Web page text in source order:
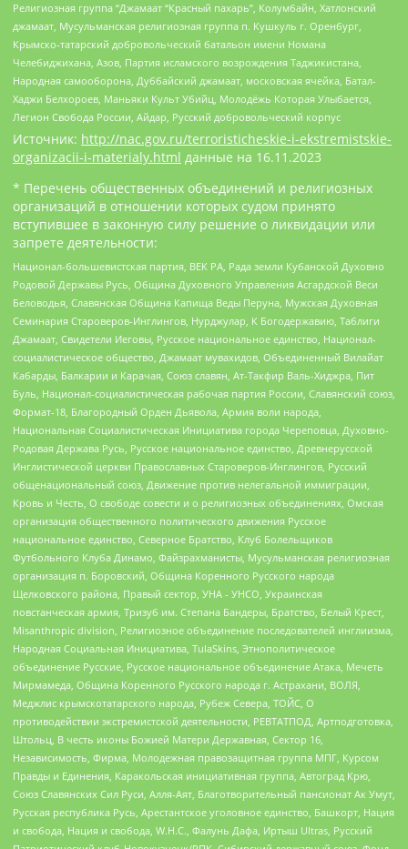
Религиозная группа “Джамаат “Красный пахарь”, Колумбайн, Хатлонский
джамаат, Мусульманская религиозная группа п. Кушкуль г. Оренбург,
Крымско-татарский добровольческий батальон имени Номана
Челебиджихана, Азов, Партия исламского возрождения Таджикистана,
Народная самооборона, Дуббайский джамаат, московская ячейка, Батал-
Хаджи Белхороев, Маньяки Культ Убийц, Молодёжь Которая Улыбается,
Легион Свобода России, Айдар, Русский добровольческий корпус
Источник: http://nac.gov.ru/terroristicheskie-i-ekstremistskie-
organizacii-i-materialy.html данные на 16.11.2023
* Перечень общественных объединений и религиозных
организаций в отношении которых судом принято
вступившее в законную силу решение о ликвидации или
запрете деятельности:
Национал-большевистская партия, ВЕК РА, Рада земли Кубанской Духовно
Родовой Державы Русь, Община Духовного Управления Асгардской Веси
Беловодья, Славянская Община Капища Веды Перуна, Мужская Духовная
Семинария Староверов-Инглингов, Нурджулар, К Богодержавию, Таблиги
Джамаат, Свидетели Иеговы, Русское национальное единство, Национал-
социалистическое общество, Джамаат мувахидов, Объединенный Вилайат
Кабарды, Балкарии и Карачая, Союз славян, Ат-Такфир Валь-Хиджра, Пит
Буль, Национал-социалистическая рабочая партия России, Славянский союз,
Формат-18, Благородный Орден Дьявола, Армия воли народа,
Национальная Социалистическая Инициатива города Череповца, Духовно-
Родовая Держава Русь, Русское национальное единство, Древнерусской
Инглистической церкви Православных Староверов-Инглингов, Русский
общенациональный союз, Движение против нелегальной иммиграции,
Кровь и Честь, О свободе совести и о религиозных объединениях, Омская
организация общественного политического движения Русское
национальное единство, Северное Братство, Клуб Болельщиков
Футбольного Клуба Динамо, Файзрахманисты, Мусульманская религиозная
организация п. Боровский, Община Коренного Русского народа
Щелковского района, Правый сектор, УНА - УНСО, Украинская
повстанческая армия, Тризуб им. Степана Бандеры, Братство, Белый Крест,
Misanthropic division, Религиозное объединение последователей инглиизма,
Народная Социальная Инициатива, TulaSkins, Этнополитическое
объединение Русские, Русское национальное объединение Атака, Мечеть
Мирмамеда, Община Коренного Русского народа г. Астрахани, ВОЛЯ,
Меджлис крымскотатарского народа, Рубеж Севера, ТОЙС, О
противодействии экстремистской деятельности, РЕВТАТПОД, Артподготовка,
Штольц, В честь иконы Божией Матери Державная, Сектор 16,
Независимость, Фирма, Молодежная правозащитная группа МПГ, Курсом
Правды и Единения, Каракольская инициативная группа, Автоград Крю,
Союз Славянских Сил Руси, Алля-Аят, Благотворительный пансионат Ак Умут,
Русская республика Русь, Арестантское уголовное единство, Башкорт, Нация
и свобода, Нация и свобода, W.H.С., Фалунь Дафа, Иртыш Ultras, Русский